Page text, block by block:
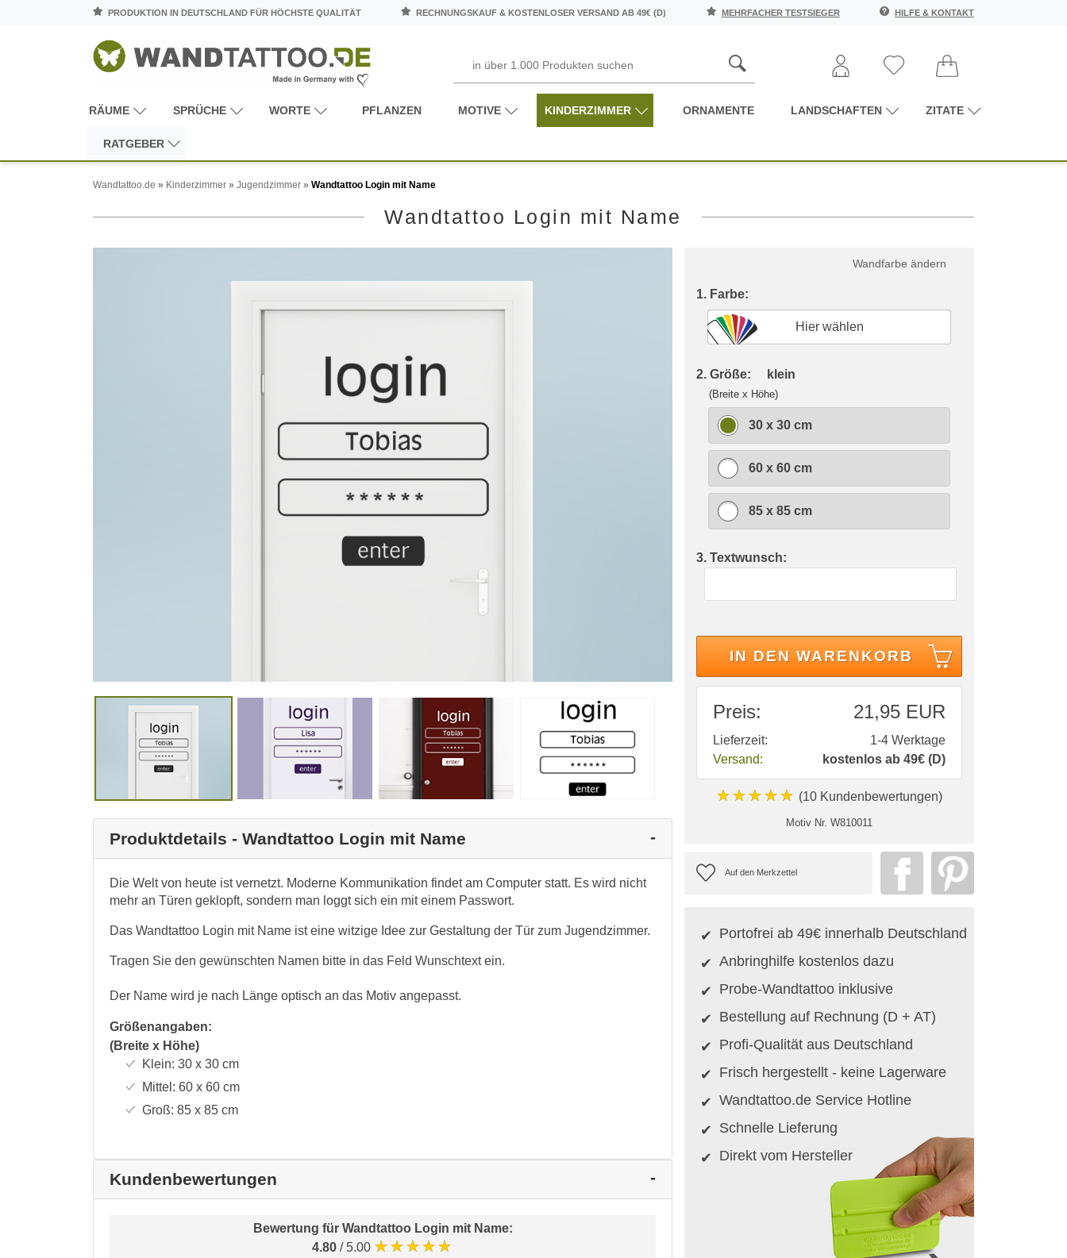
PRODUKTION IN DEUTSCHLAND FÜR HÖCHSTE QUALITÄT RECHNUNGSKAUF & KOSTENLOSER VERSAND AB 49€ (D) MEHRFACHER TESTSIEGER HILFE & KONTAKT
RÄUME SPRÜCHE WORTE PFLANZEN MOTIVE KINDERZIMMER ORNAMENTE LANDSCHAFTEN ZITATE
RATGEBER
Wandtattoo.de » Kinderzimmer » Jugendzimmer » Wandtattoo Login mit Name
Wandtattoo Login mit Name
Produktdetails - Wandtattoo Login mit Name
Die Welt von heute ist vernetzt. Moderne Kommunikation findet am Computer statt. Es wird nicht
mehr an Türen geklopft, sondern man loggt sich ein mit einem Passwort.
Das Wandtattoo Login mit Name ist eine witzige Idee zur Gestaltung der Tür zum Jugendzimmer.
Tragen Sie den gewünschten Namen bitte in das Feld Wunschtext ein.
Der Name wird je nach Länge optisch an das Motiv angepasst.
Größenangaben:
(Breite x Höhe)
Klein: 30 x 30cm
Mittel: 60 x 60cm
Groß: 85 x 85cm
Kundenbewertungen
Bewertung für Wandtattoo Login mit Name:
4.80 / 5.00 ★★★★★
Wandfarbe ändern
1. Farbe:
Hier wählen
2. Größe: klein
(Breite x Höhe)
30 x 30 cm
60 x 60 cm
85 x 85 cm
3. Textwunsch:
IN DEN WARENKORB
Preis: 21,95 EUR
Lieferzeit:
1-4 Werktage
Versand:
kostenlos ab 49€ (D)
★★★★★ (10 Kundenbewertungen)
Motiv Nr. W810011
Portofrei ab 49€ innerhalb Deutschland
Anbringhilfe kostenlos dazu
Probe-Wandtattoo inklusive
Bestellung auf Rechnung (D + AT)
Profi-Qualität aus Deutschland
Frisch hergestellt - keine Lagerware
Wandtattoo.de Service Hotline
Schnelle Lieferung
Direkt vom Hersteller